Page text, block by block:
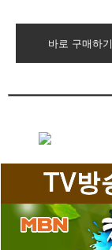
바로 구매하기